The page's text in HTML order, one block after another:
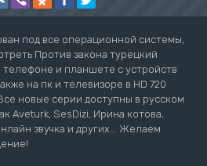
под все операционной системы,
Против закона турецкий
телефоне и планшете с устройств
на пк и телевизоре в HD 720
новые серии доступны в русском
Aveturk, SesDizi, Ирина котова,
звучка и других... Желаем